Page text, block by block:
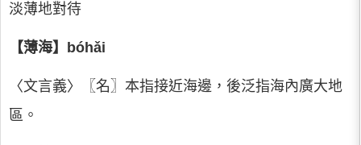
淡薄地對待
【薄海】bóhǎi
〈文言義〉〖名〗本指接近海邊，後泛指海內廣大地
區。